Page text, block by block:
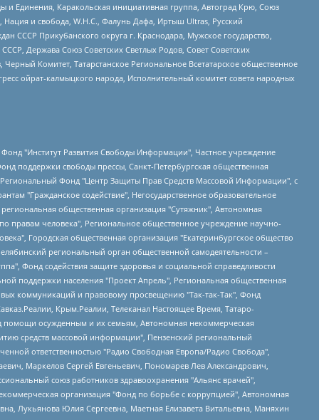
Единения, Каракольская инициативная группа, Автоград Крю, Союз
Нация и свобода, W.H.С., Фалунь Дафа, Иртыш Ultras, Русский
Прикубанского округа г. Краснодара, Мужское государство,
Держава Союз Советских Светлых Родов, Совет Советских
Комитет, Татарстанское Региональное Всетатарское общественное
ойрат-калмыцкого народа, Исполнительный комитет совета народных
группа ЛГБТ+ "Реверс", Алексеев Андрей Викторович, Бекбулатова Таисия Львовна, Беляев Иван Михайлович, Владыкина Елена Сергеевна, Гельман Марат Александрович, Никульшина Вероника Юрьевна, Толоконникова Надежда Андреевна, Шендерович Виктор Анатольевич, Общество с ограниченной ответственностью "Данное сообщение", Общество с ограниченной ответственностью Издательский дом "Новая глава", Айнбиндер Александра Александровна, Московский комьюнити-центр для ЛГБТ+инициатив, Благотворительный фонд развития филантропии, Deutsche Welle (Германия, Kurt-Schumacher-Strasse 3, 53113 Bonn), Борзунова Мария Михайловна, Воробьев Виктор Викторович, Голубева Анна Львовна, Константинова Алла Михайловна, Малкова Ирина Владимировна, Мурадов Мурад Абдулгалимович, Осетинская Елизавета Николаевна, Понасенков Евгений Николаевич, Ганапольский Матвей Юрьевич, Киселев Евгений Алексеевич, Борухович Ирина Григорьевна, Дремин Иван Тимофеевич, Дубровский Дмитрий Викторович, Красноярская региональная общественная организация поддержки и развития альтернативных образовательных технологий и межкультурных коммуникаций "ИНТЕРРА", Маяковская Екатерина Алексеевна, Фейгин Марк Захарович, Филимонов Андрей Викторович, Дзугкоева Регина Николаевна, Доброхотов Роман Александрович, Дудь Юрий Александрович, Елкин Сергей Владимирович, Кругликов Кирилл Игоревич, Сабунаева Мария Леонидовна, Семенов Алексей Владимирович, Шаинян Карен Багратович, Шульман Екатерина Михайловна, Асафьев Артур Валерьевич, Вахштайн Виктор Семенович, Венедиктов Алексей Алексеевич, Лушникова Екатерина Евгеньевна, Волков Леонид Михайлович, Невзоров Александр Глебович, Пархоменко Сергей Борисович, Сироткин Ярослав Николаевич, Кара-Мурза Владимир Владимирович, Баранова Наталья Владимировна, Гозман Леонид Яковлевич, Кагарлицкий Борис Юльевич, Климарев Михаил Валерьевич, Милов Владимир Станиславович, Автономная некоммерческая организация Краснодарский центр современного искусства "Типография", Моргенштерн Алишер Тагирович, Соболь Любовь Эдуардовна, Общество с ограниченной ответственностью "ЛИЗА НОРМ", Каспаров Гарри Кимович, Ходорковский Михаил Борисович, Общество с ограниченной ответственностью "Апрельские тезисы", Данилович Ирина Брониславовна, Кашин Олег Владимирович, Петров Николай Владимирович, Пивоваров Алексей Владимирович, Соколов Михаил Владимирович, Цветкова Юлия Владимировна, Чичваркин Евгений Александрович, Комитет против пыток/Команда против пыток, Общество с ограниченной ответственностью "Первый научный", Общество с ограниченной ответственностью "Вертолет и ко", Белоцерковская Вероника Борисовна, Кац Максим Евгеньевич, Лазарева Татьяна Юрьевна, Шаведдинов Руслан Табризович, Яшин Илья Валерьевич, Общество с ограниченной ответственностью "Иноагент ААВ", Алешковский Дмитрий Петрович, Альбац Евгения Марковна, Быков Дмитрий Львович, Галямина Юлия Евгеньевна, Лойко Сергей Леонидович, Мартынов Кирилл Константинович, Медведев Сергей Александрович, Крашенинников Федор Геннадиевич, Гордеева Катерина Вл